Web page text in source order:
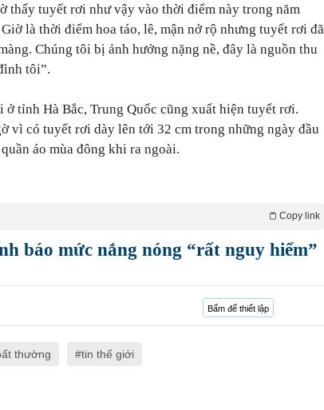
thấy tuyết rơi như vậy vào thời điểm này trong năm
là thời điểm hoa táo, lê, mận nở rộ nhưng tuyết rơi đã
Chúng tôi bị ảnh hưởng nặng nề, đây là nguồn thu
tôi”.
ở tỉnh Hà Bắc, Trung Quốc cũng xuất hiện tuyết rơi.
vì có tuyết rơi dày lên tới 32 cm trong những ngày đầu
áo mùa đông khi ra ngoài.
Copy link
báo mức nắng nóng “rất nguy hiểm”
Bấm để thiết lập
thường tin thế giới